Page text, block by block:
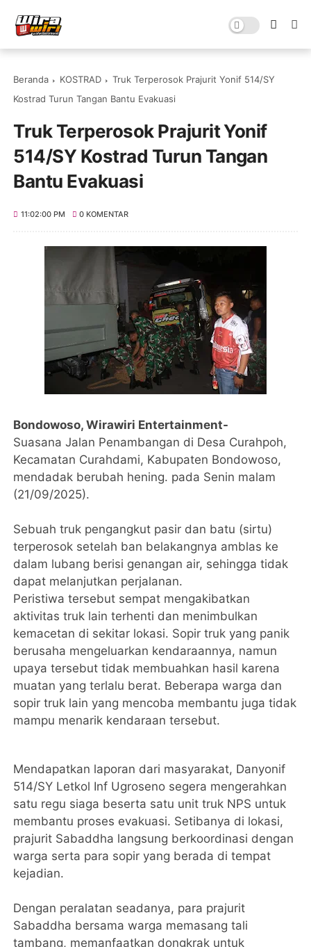
Beranda KOSTRAD
Truk Terperosok Prajurit Yonif 514/SY
Kostrad Turun Tangan Bantu Evakuasi
Truk Terperosok Prajurit Yonif
514/SY Kostrad Turun Tangan
Bantu Evakuasi
11:02:00 PM 0 KOMENTAR
Bondowoso, Wirawiri Entertainment-
Suasana Jalan Penambangan di Desa Curahpoh,
Kecamatan Curahdami, Kabupaten Bondowoso,
mendadak berubah hening. pada Senin malam
(21/09/2025).
Sebuah truk pengangkut pasir dan batu (sirtu)
terperosok setelah ban belakangnya amblas ke
dalam lubang berisi genangan air, sehingga tidak
dapat melanjutkan perjalanan.
Peristiwa tersebut sempat mengakibatkan
aktivitas truk lain terhenti dan menimbulkan
kemacetan di sekitar lokasi. Sopir truk yang panik
berusaha mengeluarkan kendaraannya, namun
upaya tersebut tidak membuahkan hasil karena
muatan yang terlalu berat. Beberapa warga dan
sopir truk lain yang mencoba membantu juga tidak
mampu menarik kendaraan tersebut.
Mendapatkan laporan dari masyarakat, Danyonif
514/SY Letkol Inf Ugroseno segera mengerahkan
satu regu siaga beserta satu unit truk NPS untuk
membantu proses evakuasi. Setibanya di lokasi,
prajurit Sabaddha langsung berkoordinasi dengan
warga serta para sopir yang berada di tempat
kejadian.
Dengan peralatan seadanya, para prajurit
Sabaddha bersama warga memasang tali
tambang, memanfaatkan dongkrak untuk